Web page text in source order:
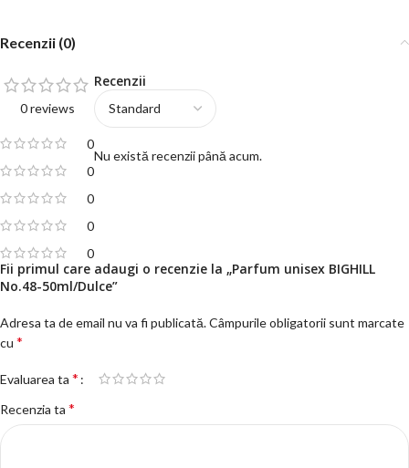
Recenzii (0)
0 reviews
0
0
0
0
0
Recenzii
Nu există recenzii până acum.
Fii primul care adaugi o recenzie la „Parfum unisex BIGHILL
No.48-50ml/Dulce”
Adresa ta de email nu va fi publicată.Câmpurile obligatorii sunt marcate
cu *
Evaluarea ta *
Recenzia ta *